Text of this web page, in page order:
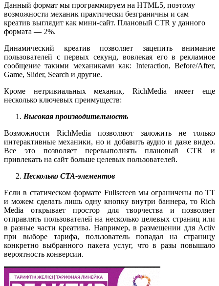
Данный формат мы программируем на HTML5, поэтому
возможности механик практически безграничны и сам
креатив выглядит как мини-сайт. Плановый CTR у данного
формата — 2%.
Динамический креатив позволяет зацепить внимание
пользователей с первых секунд, вовлекая его в рекламное
сообщение такими механиками как: Interaction, Before/After,
Game, Slider, Search и другие.
Кроме нетривиальных механик, RichMedia имеет еще
несколько ключевых преимуществ:
Высокая производительность
Возможности RichMedia позволяют заложить не только
интерактивные механики, но и добавить аудио и даже видео.
Все это позволяет перевыполнять плановый СTR и
привлекать на сайт больше целевых пользователей.
Несколько CTA-элементов
Если в статическом формате Fullscreen мы ограничены по ТТ
и можем сделать лишь одну кнопку внутри баннера, то Rich
Media открывает простор для творчества и позволяет
отправлять пользователей на несколько целевых страниц или
в разные части креатива. Например, в размещении для Activ
при выборе тарифа, пользователь попадал на страницу
конкретно выбранного пакета услуг, что в разы повышало
вероятность конверсии.